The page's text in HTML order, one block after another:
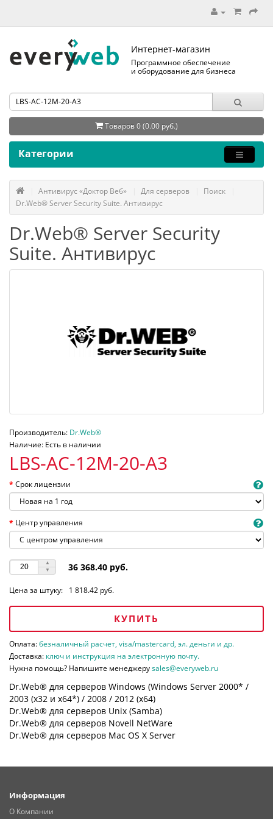
Интернет-магазин
Программное обеспечение
и оборудование для бизнеса
Товаров 0 (0.00 руб.)
Категории
Антивирус «Доктор Веб» Для серверов
Поиск
Dr.Web® Server Security Suite. Антивирус
Dr.Web® Server Security
Suite. Антивирус
Производитель: Dr.Web®
Наличие: Есть в наличии
LBS-AC-12M-20-A3
Срок лицензии
Центр управления
36 368.40 руб.
Цена за штуку: 1 818.42 руб.
КУПИТЬ
Оплата:безналичный расчет, visa/mastercard, эл. деньги и др.
Доставка: ключ и инструкция на электронную почту.
Нужна помощь? Напишите менеджеруsales@everyweb.ru
Dr.Web® для серверов Windows (Windows Server 2000* /
2003 (х32 и х64*) / 2008 / 2012 (х64)
Dr.Web® для серверов Unix (Samba)
Dr.Web® для серверов Novell NetWare
Dr.Web® для серверов Mac OS X Server
Информация
О Компании